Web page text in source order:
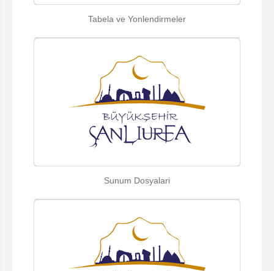
Tabela ve Yonlendirmeler
Sunum Dosyalari